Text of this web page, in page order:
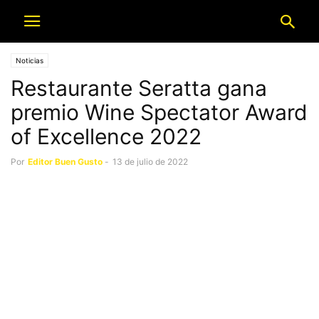
Noticias
Restaurante Seratta gana
premio Wine Spectator Award
of Excellence 2022
Por Editor Buen Gusto - 13 de julio de 2022